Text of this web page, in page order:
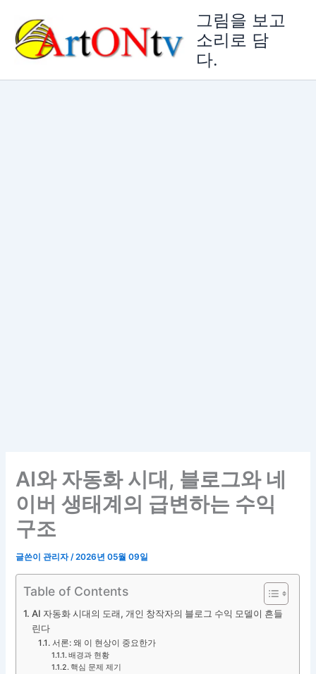
그림을 보고
소리로 담
다.
AI와 자동화 시대, 블로그와 네
이버 생태계의 급변하는 수익
구조
글쓴이관리자/2026년 05월 09일
Table of Contents
AI 자동화 시대의 도래, 개인 창작자의 블로그 수익 모델이 흔들
린다
서론: 왜 이 현상이 중요한가
배경과 현황
핵심 문제 제기